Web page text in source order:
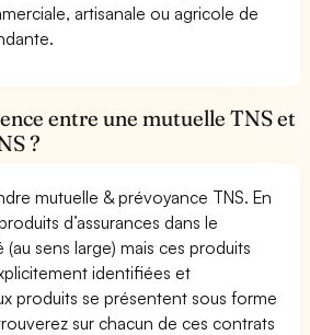
artisanale ou agricole de
entre une mutuelle TNS et
?
mutuelle & prévoyance TNS. En
d’assurances dans le
sens large) mais ces produits
identifiées et
produits se présentent sous forme
sur chacun de ces contrats